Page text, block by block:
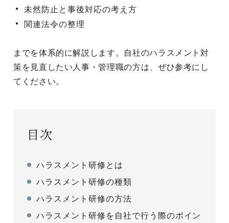
未然防止と事後対応の考え方
関連法令の整理
までを体系的に解説します。自社のハラスメント対
策を見直したい人事・管理職の方は、ぜひ参考にし
てください。
目次
ハラスメント研修とは
ハラスメント研修の種類
ハラスメント研修の方法
ハラスメント研修を自社で行う際のポイン